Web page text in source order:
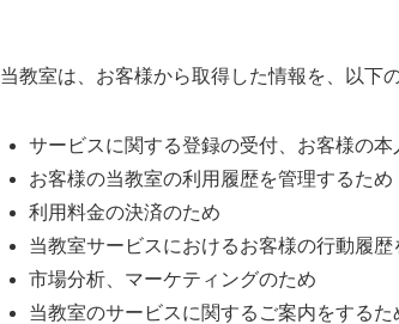
当教室は、お客様から取得した情報を、以下
サービスに関する登録の受付、お客様の
お客様の当教室の利用履歴を管理するため
利用料金の決済のため
当教室サービスにおけるお客様の行動履
市場分析、マーケティングのため
当教室のサービスに関するご案内をするた